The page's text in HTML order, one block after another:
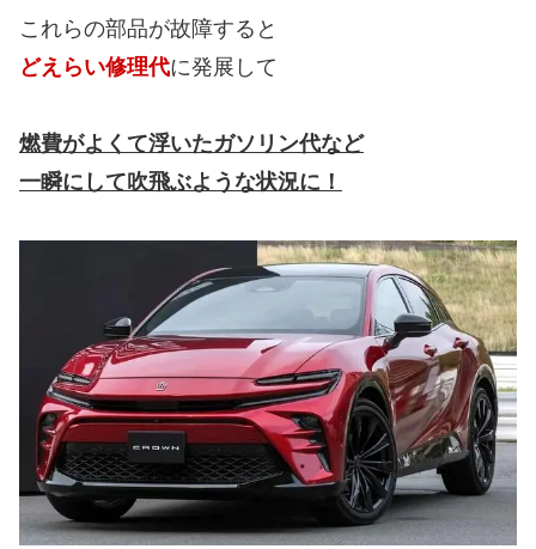
これらの部品が故障すると
どえらい修理代に発展して
燃費がよくて浮いたガソリン代など
一瞬にして吹飛ぶような状況に！